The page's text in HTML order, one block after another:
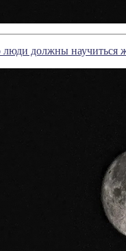
люди должны научиться